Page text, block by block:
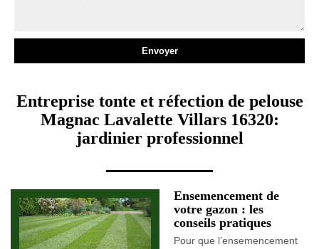
Entreprise tonte et réfection de pelouse
Magnac Lavalette Villars 16320:
jardinier professionnel
Ensemencement de
votre gazon : les
conseils pratiques
Pour que l’ensemencement